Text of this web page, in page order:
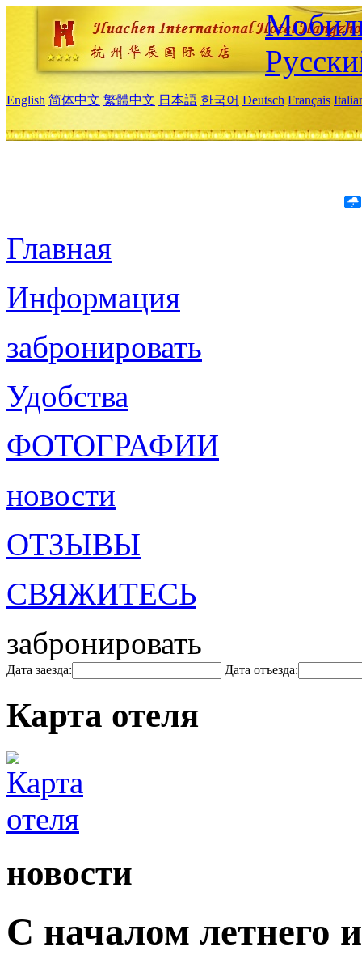
English 简体中文 繁體中文 日本語 한국어 Deutsch Français
Главная
Информация
забронировать
Удобства
ФОТОГРАФИИ
новости
ОТЗЫВЫ
СВЯЖИТЕСЬ
забронировать
Дата заезда: Дата отъезда:
Карта отеля
новости
С началом летнего